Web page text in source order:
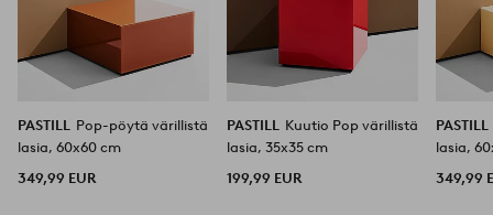
PASTILL
Pop-pöytä värillistä
lasia, 60x60 cm
349,99 EUR
PASTILL
Kuutio Pop värillistä
lasia, 35x35 cm
199,99 EUR
PASTILL
lasia,
349,99